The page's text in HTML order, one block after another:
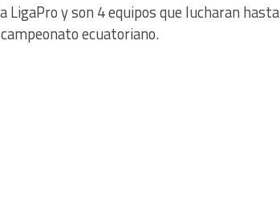
LigaPro y son 4 equipos que lucharan hasta
ecuatoriano.